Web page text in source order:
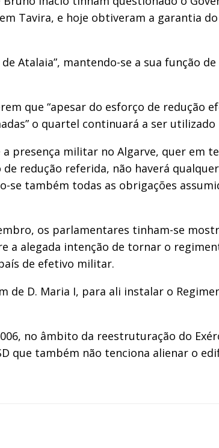
Tavira, e hoje obtiveram a garantia
Atalaia”, mantendo-se a sua função
que “apesar do esforço de redução
o quartel continuará a ser
a presença militar no Algarve, quer
redução referida, não haverá
se também todas as obrigações
os parlamentares tinham-se
a alegada intenção de tornar o
de efetivo militar.
D. Maria I, para ali instalar o
no âmbito da reestruturação do
que também não tenciona alienar o